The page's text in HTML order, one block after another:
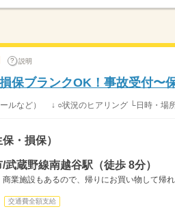
説明
損保ブランクOK！事故受付〜
ルなど） ↓ ○状況のヒアリング └日時・場
・損保）
武蔵野線南越谷駅（徒歩 8分）
商業施設もあるので、帰りにお買い物して帰
交通費全額支給